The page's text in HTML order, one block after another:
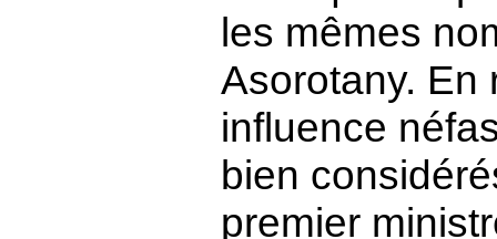
les mêmes
Asorotany. En
influence
bien
premier